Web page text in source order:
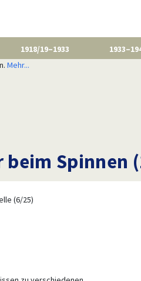
1918/19–1933
Mehr...
Spinnen
(6/25)